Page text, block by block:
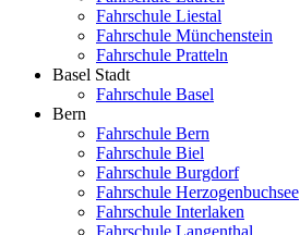
Fahrschule Liestal
Fahrschule Münchenstein
Fahrschule Pratteln
Basel Stadt
Fahrschule Basel
Bern
Fahrschule Bern
Fahrschule Biel
Fahrschule Burgdorf
Fahrschule Herzogenbuchsee
Fahrschule Interlaken
Fahrschule Langenthal